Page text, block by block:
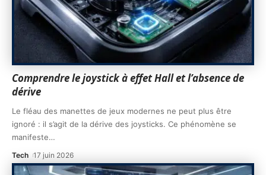
Comprendre le joystick à effet Hall et l’absence de
dérive
Le fléau des manettes de jeux modernes ne peut plus être
ignoré : il s’agit de la dérive des joysticks. Ce phénomène se
manifeste…
Tech 17 juin 2026